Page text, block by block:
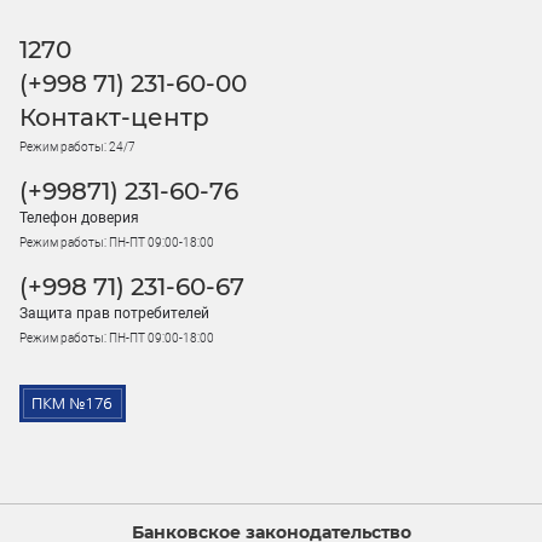
1270
(+998 71) 231-60-00
Контакт-центр
Режим работы: 24/7
(+99871) 231-60-76
Телефон доверия
Режим работы: ПН-ПТ 09:00-18:00
(+998 71) 231-60-67
Защита прав потребителей
Режим работы: ПН-ПТ 09:00-18:00
Банковское законодательство